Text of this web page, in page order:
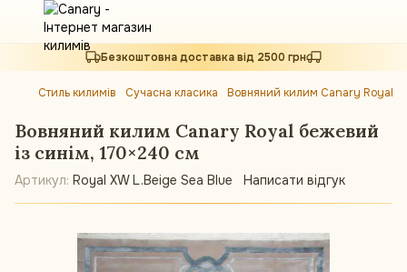
Безкоштовна доставка від 2500 грн
Стиль килимів Сучасна класика Вовняний килим Canary Royal
Вовняний килим Canary Royal бежевий
із синім, 170×240 см
Артикул: Royal XW L.Beige Sea Blue Написати відгук